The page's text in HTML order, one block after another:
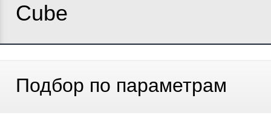
Cube
Подбор по параметрам